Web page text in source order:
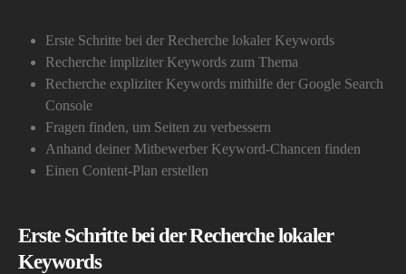
Erste Schritte bei der Recherche lokaler Keywords
Recherche impliziter Keywords zum Thema
Recherche expliziter Keywords mithilfe der Google Search
Console
Fragen finden, um Seiten zu verbessern
Anhand deiner Mitbewerber Keyword-Chancen finden
Einen Content-Plan erstellen
Erste Schritte bei der Recherche lokaler
Keywords